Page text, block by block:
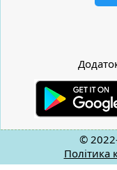
©
Політика